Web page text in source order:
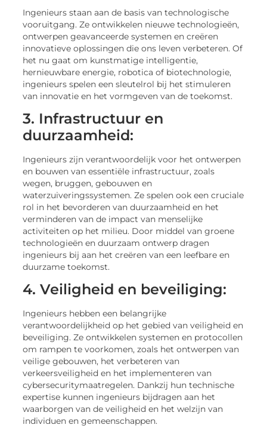
Ingenieurs staan aan de basis van technologische
vooruitgang. Ze ontwikkelen nieuwe technologieën,
ontwerpen geavanceerde systemen en creëren
innovatieve oplossingen die ons leven verbeteren. Of
het nu gaat om kunstmatige intelligentie,
hernieuwbare energie, robotica of biotechnologie,
ingenieurs spelen een sleutelrol bij het stimuleren
van innovatie en het vormgeven van de toekomst.
3. Infrastructuur en
duurzaamheid:
Ingenieurs zijn verantwoordelijk voor het ontwerpen
en bouwen van essentiële infrastructuur, zoals
wegen, bruggen, gebouwen en
waterzuiveringssystemen. Ze spelen ook een cruciale
rol in het bevorderen van duurzaamheid en het
verminderen van de impact van menselijke
activiteiten op het milieu. Door middel van groene
technologieën en duurzaam ontwerp dragen
ingenieurs bij aan het creëren van een leefbare en
duurzame toekomst.
4. Veiligheid en beveiliging:
Ingenieurs hebben een belangrijke
verantwoordelijkheid op het gebied van veiligheid en
beveiliging. Ze ontwikkelen systemen en protocollen
om rampen te voorkomen, zoals het ontwerpen van
veilige gebouwen, het verbeteren van
verkeersveiligheid en het implementeren van
cybersecuritymaatregelen. Dankzij hun technische
expertise kunnen ingenieurs bijdragen aan het
waarborgen van de veiligheid en het welzijn van
individuen en gemeenschappen.